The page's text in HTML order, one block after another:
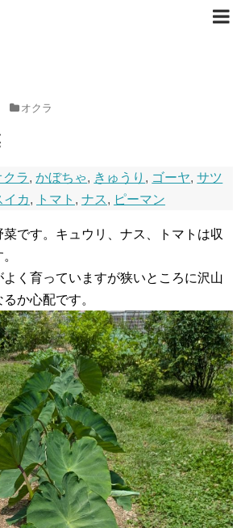
オクラ
クラ,かぼちゃ, きゅうり , ゴーヤ,サツ
イカ, トマト , ナス, ピーマン
菜です。キュウリ、ナス、トマトは収
く育っていますが狭いところに沢山
か心配です。